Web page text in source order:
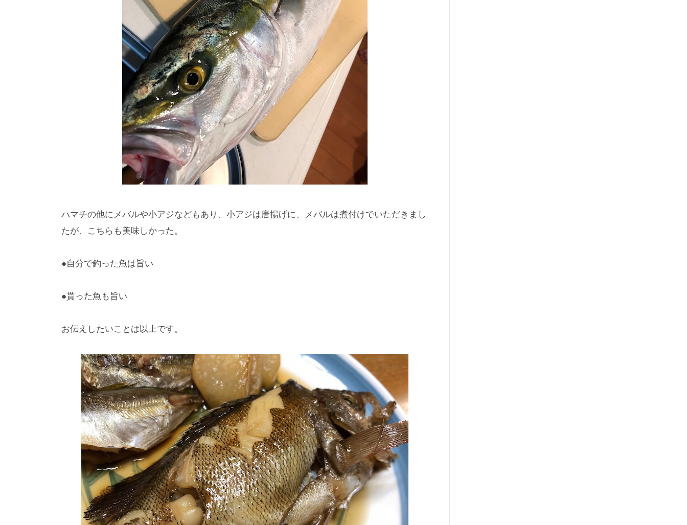
ハマチの他にメバルや小アジなどもあり、小アジは唐揚げに、メバルは煮付けでいただきまし
たが、こちらも美味しかった。
●自分で釣った魚は旨い
●貰った魚も旨い
お伝えしたいことは以上です。